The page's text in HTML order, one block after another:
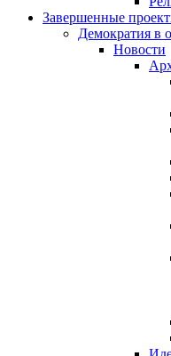
Завершенные
Демократия в
Новости